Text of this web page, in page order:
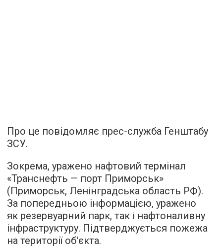
Про це повідомляє прес-служба Генштабу
ЗСУ.
Зокрема, уражено нафтовий термінал
«Транснефть — порт Приморськ»
(Приморськ, Ленінградська область РФ).
За попередньою інформацією, уражено
як резервуарний парк, так і нафтоналивну
інфраструктуру. Підтверджується пожежа
на території об'єкта.